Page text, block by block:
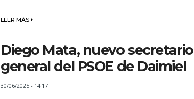
LEER MÁS
Diego Mata, nuevo secretario
general del PSOE de Daimiel
30/06/2025 - 14:17